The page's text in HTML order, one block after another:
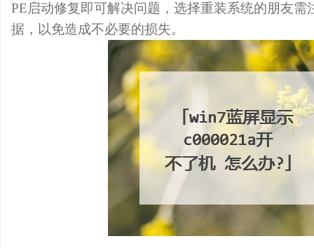
PE启动修复即可解决问题，选择重装系统的朋友需
据，以免造成不必要的损失。